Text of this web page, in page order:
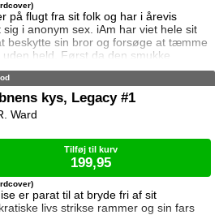
på flugt fra sit folk og har i årevis
i anonym sex. iAm har viet hele sit
beskytte sin bror og forsøge at tæmme
uden held. Først da den smukke
Selena kommer ind i Trez' liv og han
sig i hende, kommer han af med sin
Men Trez er ikke fri til at
Selena. Han er lovet bort til skyggernes
og hans frist er ved at udløbe.
kys, Legacy #1
er parat til at bryde fri af sit
livs strikse rammer og sin fars
Ward
Tilføj til kurv
199,95